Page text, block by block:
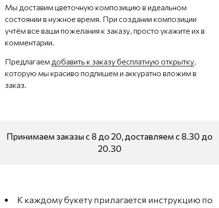
Мы доставим цветочную композицию в идеальном
состоянии в нужное время. При создании композиции
учтём все ваши пожелания к заказу, просто укажите их в
комментарии.
Предлагаем добавить к заказу бесплатную открытку,
которую мы красиво подпишем и аккуратно вложим в
заказ.
Принимаем заказы с 8 до 20, доставляем с 8.30 до
20.30
К каждому букету прилагается инструкцию по